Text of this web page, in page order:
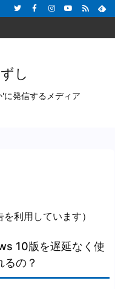
し
に発信するメディア
利用しています）
10版を遅延なく使
の？